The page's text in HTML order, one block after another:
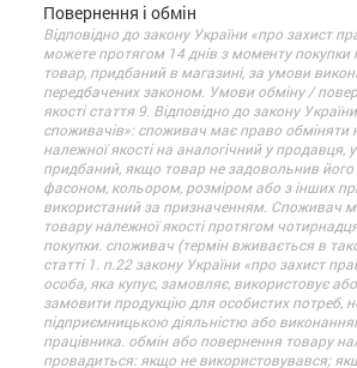
Повернення і обмін
Відповідно до закону України «про захист
можете протягом 14 днів з моменту покупки
товар, придбаний в магазині, за умови
передбачених законом. Умови обміну /
якості стаття 9. Відповідно до закону
споживачів»: споживач має право обміняти
належної якості на аналогічний у продавця,
придбаний, якщо товар не задовольнив
фасоном, кольором, розміром або з інших
використаний за призначенням. Споживач
товару належної якості протягом
покупки. споживач (термін вживається в
статті 1. п.22 закону України «про захист
особа, яка купує, замовляє, використовує
замовити продукцію для особистих потреб,
підприємницькою діяльністю або
працівника. обмін або повернення товару
провадиться: якщо не використовувався;